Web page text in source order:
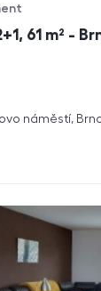
61 m² -
náměstí,